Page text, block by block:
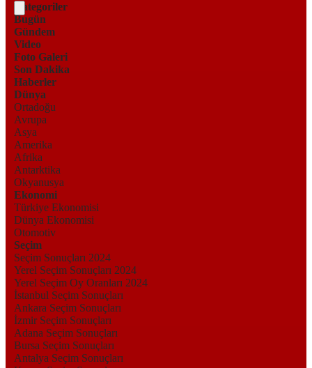
Kategoriler
Bugün
Gündem
Video
Foto Galeri
Son Dakika
Haberler
Dünya
Ortadoğu
Avrupa
Asya
Amerika
Afrika
Antarktika
Okyanusya
Ekonomi
Türkiye Ekonomisi
Dünya Ekonomisi
Otomotiv
Seçim
Seçim Sonuçları 2024
Yerel Seçim Sonuçları 2024
Yerel Seçim Oy Oranları 2024
İstanbul Seçim Sonuçları
Ankara Seçim Sonuçları
İzmir Seçim Sonuçları
Adana Seçim Sonuçları
Bursa Seçim Sonuçları
Antalya Seçim Sonuçları